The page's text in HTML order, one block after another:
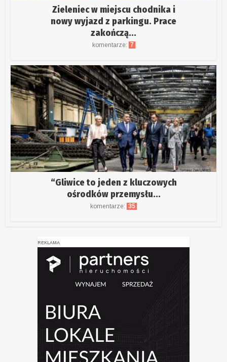
Zieleniec w miejscu chodnika i
nowy wyjazd z parkingu. Prace
zakończą...
komentarze: 7
“Gliwice to jeden z kluczowych
ośrodków przemysłu...
komentarze: 35
REKLAMA